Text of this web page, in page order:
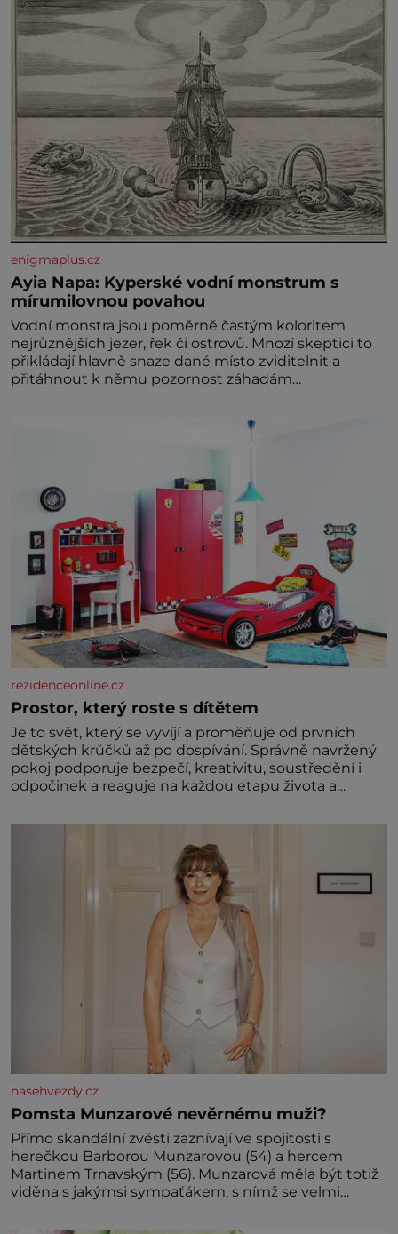
Syn brněnského řezníka chce být knězem a
enigmaplus.cz
Ayia Napa: Kyperské vodní monstrum s
mírumilovnou povahou
Vodní monstra jsou poměrně častým koloritem
nejrůznějších jezer, řek či ostrovů. Mnozí skeptici to
přikládají hlavně snaze dané místo zviditelnit a
přitáhnout k němu pozornost záhadám
rezidenceonline.cz
Prostor, který roste s dítětem
Je to svět, který se vyvíjí a proměňuje od prvních
dětských krůčků až po dospívání. Správně navržený
pokoj podporuje bezpečí, kreativitu, soustředění i
odpočinek a reaguje na každou etapu života a
jednoduchost, měkkost a bezpečí, proto by pokoj
nasehvezdy.cz
Pomsta Munzarové nevěrnému muži?
Přímo skandální zvěsti zaznívají ve spojitosti s
herečkou Barborou Munzarovou (54) a hercem
Martinem Trnavským (56). Munzarová měla být totiž
viděna s jakýmsi sympaťákem, s nímž se velmi